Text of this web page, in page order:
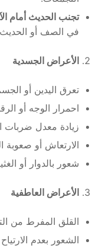
تجنب الحديث أمام
في الصف أو الحديث
الأعراض الجسدية
تعرق اليدين أو
احمرار الوجه أو
زيادة معدل ضربات
الارتعاش أو صعوبة
شعور بالدوار أو
الأعراض العاطفية
القلق المفرط من
الشعور بعدم